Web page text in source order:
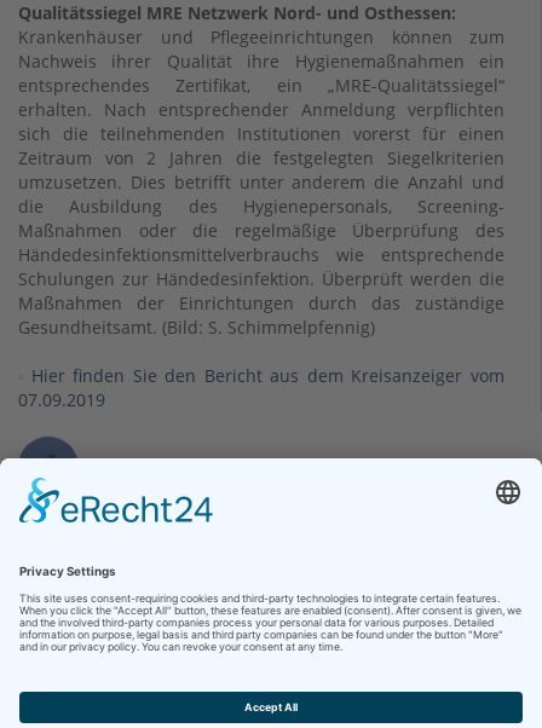
Qualitätssiegel MRE Netzwerk Nord- und Osthessen:
Krankenhäuser und Pflegeeinrichtungen können zum
Nachweis ihrer Qualität ihre Hygienemaßnahmen ein
entsprechendes Zertifikat, ein „MRE-Qualitätssiegel“
erhalten. Nach entsprechender Anmeldung verpflichten
sich die teilnehmenden Institutionen vorerst für einen
Zeitraum von 2 Jahren die festgelegten Siegelkriterien
umzusetzen. Dies betrifft unter anderem die Anzahl und
die Ausbildung des Hygienepersonals, Screening-
Maßnahmen oder die regelmäßige Überprüfung des
Händedesinfektionsmittelverbrauchs wie entsprechende
Schulungen zur Händedesinfektion. Überprüft werden die
Maßnahmen der Einrichtungen durch das zuständige
Gesundheitsamt. (Bild: S. Schimmelpfennig)
Hier finden Sie den Bericht aus dem Kreisanzeiger vom
07.09.2019
Kontakt
Klinikum Bad Hersfeld GmbH
Seilerweg 29
36251 Bad Hersfeld
Telefax +49 (6621) 88-1033
Kontakt